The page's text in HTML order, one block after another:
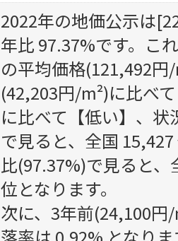
2022年の地価公示は
年比 97.37%です。こ
の平均価格(121,492
(42,203円/m²)に比べ
に比べて【低い】、
で見ると、全国
比(97.37%)で見ると、
位となります。
次に、3年前(24,100円